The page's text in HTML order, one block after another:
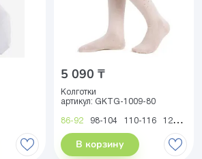
5 090 ₸
Колготки
артикул: GKTG-1009-80
86-92 98-104 110-116 122-128
В корзину